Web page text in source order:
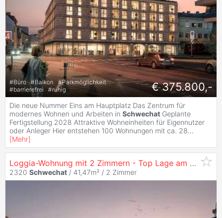
#Büro #Balkon #Parkmöglichkeit
#barrierefrei #ruhig € 375.800,-
Die neue Nummer Eins am Hauptplatz Das Zentrum für
modernes Wohnen und Arbeiten in Schwechat Geplante
Fertigstellung 2028 Attraktive Wohneinheiten für Eigennutzer
oder Anleger Hier entstehen 100 Wohnungen mit ca. 28...
[Mehr]
Loggia-Wohnung mit 2 Zimmern - Top Lage am Hauptplatz 1 - zu
2320 Schwechat / 41,47m² / 2 Zimmer